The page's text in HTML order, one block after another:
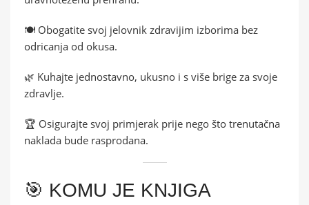
🍽️ Obogatite svoj jelovnik zdravijim izborima bez
odricanja od okusa.
🌿 Kuhajte jednostavno, ukusno i s više brige za svoje
zdravlje.
🏆 Osigurajte svoj primjerak prije nego što trenutačna
naklada bude rasprodana.
🎯 KOMU JE KNJIGA